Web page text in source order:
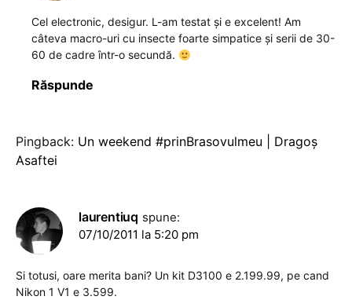
Cel electronic, desigur. L-am testat și e excelent! Am
câteva macro-uri cu insecte foarte simpatice și serii de 30-
60 de cadre într-o secundă.
Răspunde
Pingback: Un weekend #prinBrasovulmeu | Dragoş
Asaftei
laurentiuq spune:
07/10/2011 la 5:20 pm
Si totusi, oare merita bani? Un kit D3100 e 2.199.99, pe cand
Nikon 1 V1 e 3.599.